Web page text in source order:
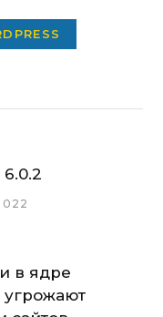
в ядре
угрожают